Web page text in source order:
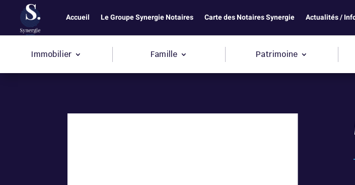
Accueil Le Groupe Synergie Notaires Carte des Notaires Synergie Actualités /
Immobilier Famille Patrimoine